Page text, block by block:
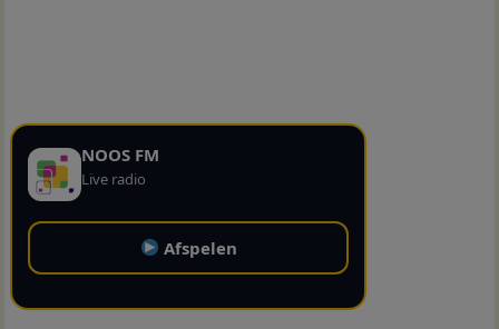
NOOS FM
Live radio
Afspelen